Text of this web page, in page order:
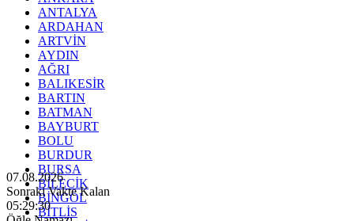
ANTALYA
ARDAHAN
ARTVİN
AYDIN
AĞRI
BALIKESİR
BARTIN
BATMAN
BAYBURT
BOLU
BURDUR
BURSA
BİLECİK
BİNGÖL
BİTLİS
07.08.2026
Sonraki Vakte Kalan
05:29:28